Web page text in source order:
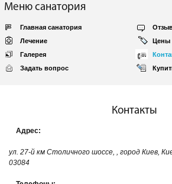
Меню санатория
Главная санатория
Лечение
Цены
Галерея
Задать вопрос
Контакты
Адрес:
ул. 27-й км Столичного шоссе, , город Киев,
03084